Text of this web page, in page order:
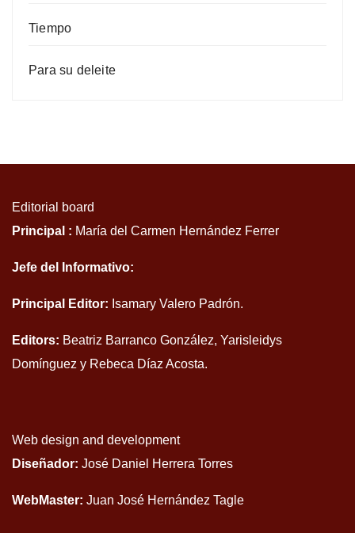
Tiempo
Para su deleite
Editorial board
Principal : María del Carmen Hernández Ferrer
Jefe del Informativo:
Principal Editor: Isamary Valero Padrón.
Editors: Beatriz Barranco González, Yarisleidys
Domínguez y Rebeca Díaz Acosta.
Web design and development
Diseñador: José Daniel Herrera Torres
WebMaster: Juan José Hernández Tagle